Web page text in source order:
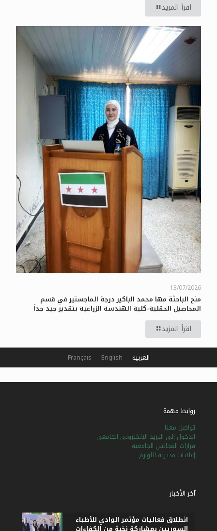
اقرأ المزيد
13/07/2026
منح الباحثة مها محمد الباكير درجة الماجستير في قسم
المحاصيل الحقلية-كلية الهندسة الزراعية بتقدير جيد جداً
اقرأ المزيد
روابط مهمة
تواصل معنا
الدخول إلى البريد الإلكتروني الجامعي
قرارات المجالس الجامعية
إعلانات مديرية اللوازم
آخر الأخبار
انطلاق فعاليات مؤتمر الوادي للأطباء
العربية English
Français